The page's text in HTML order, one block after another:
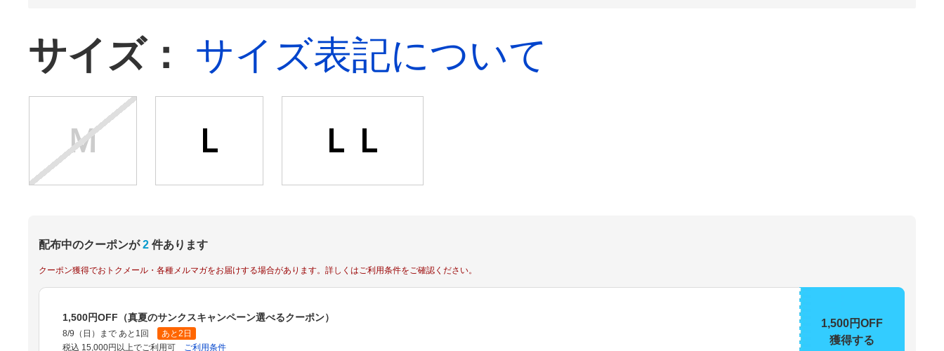
サイズ： サイズ表記について
Ｍ Ｌ ＬＬ
配布中のクーポンが 2 件あります
クーポン獲得でおトクメール・各種メルマガをお届けする場合があります。詳しくはご利用条件をご確認ください。
1,500円OFF（真夏のサンクスキャンペーン選べるクーポン）
8/9（日）まで あと1回
あと2日
税込 15,000円以上でご利用可
ご利用条件
1,500円OFF
獲得する